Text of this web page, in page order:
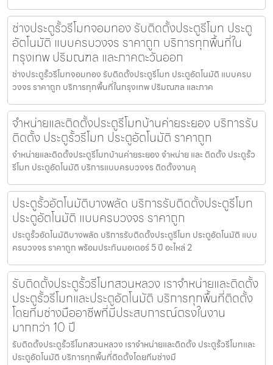
ช่างประตูรั้วรีโมทจอมทอง รับติดตั้งประตูรีโมท ประตู
อัตโนมัติ แบบครบวงจร ราคาถูก บริการทุกพื้นที่ใน
กรุงเทพ ปริมณฑล และภาคตะวันออก
ช่างประตูรั้วรีโมทจอมทอง รับติดตั้งประตูรีโมท ประตูอัตโนมัติ แบบครบ
วงจร ราคาถูก บริการทุกพื้นที่ในกรุงเทพ ปริมณฑล และภาค
จำหน่ายและติดตั้งประตูรีโมทบ้านค่ายระยอง บริการรับ
ติดตั้ง ประตูรั้วรีโมท ประตูอัตโนมัติ ราคาถูก
จำหน่ายและติดตั้งประตูรีโมทบ้านค่ายระยอง จำหน่าย และ ติดตั้ง ประตูรั้ว
รีโมท ประตูอัตโนมัติ บริการแบบครบวงจร ติดตั้งงานคุ
ประตูรั้วอัตโนมัติบางพลัด บริการรับติดตั้งประตูรีโมท
ประตูอัตโนมัติ แบบครบวงจร ราคาถูก
ประตูรั้วอัตโนมัติบางพลัด บริการรับติดตั้งประตูรีโมท ประตูอัตโนมัติ แบบ
ครบวงจร ราคาถูก พร้อมประกันมอเตอร์ 5 ปี อะไหล่ 2
รับติดตั้งประตูรั้วรีโมทสวนหลวง เราจำหน่ายและติดตั้ง
ประตูรั้วรีโมทและประตูอัตโนมัติ บริการทุกพื้นที่ติดตั้ง
โดยทีมช่างมืออาชีพที่มีประสบการณ์ตรงในงาน
มากกว่า 10 ปี
รับติดตั้งประตูรั้วรีโมทสวนหลวง เราจำหน่ายและติดตั้ง ประตูรั้วรีโมทและ
ประตูอัตโนมัติ บริการทุกพื้นที่ติดตั้งโดยทีมช่างมื